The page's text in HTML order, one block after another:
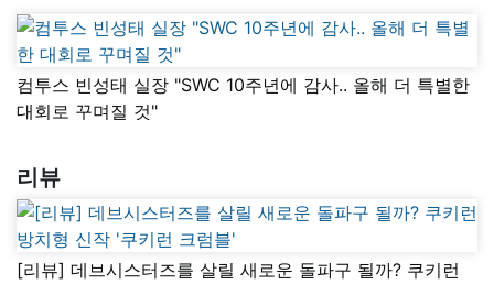
컴투스 빈성태 실장 "SWC 10주년에 감사.. 올해 더 특별한
대회로 꾸며질 것"
리뷰
[리뷰] 데브시스터즈를 살릴 새로운 돌파구 될까? 쿠키런